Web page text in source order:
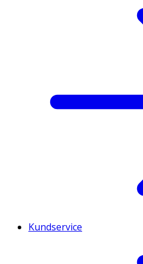
Kundservice